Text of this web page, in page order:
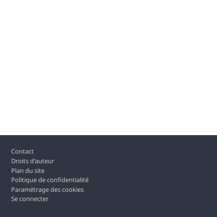
Pied de page
Contact
Droits d'auteur
Plan du site
Politique de confidentialité
Paramétrage des cookies
Se connecter